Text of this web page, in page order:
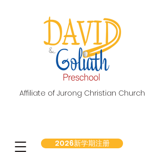
Affiliate of Jurong Christian Church
2026新学期注册